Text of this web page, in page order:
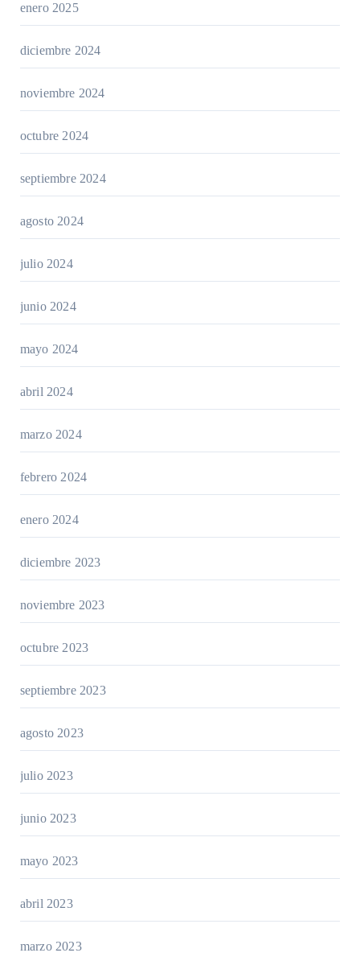
enero 2025
diciembre 2024
noviembre 2024
octubre 2024
septiembre 2024
agosto 2024
julio 2024
junio 2024
mayo 2024
abril 2024
marzo 2024
febrero 2024
enero 2024
diciembre 2023
noviembre 2023
octubre 2023
septiembre 2023
agosto 2023
julio 2023
junio 2023
mayo 2023
abril 2023
marzo 2023